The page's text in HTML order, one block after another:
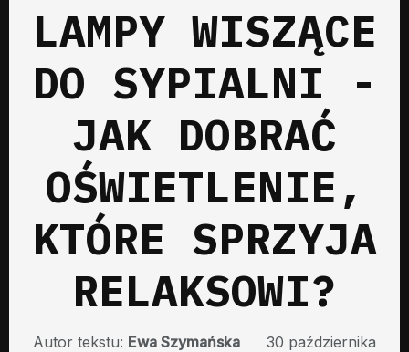
LAMPY WISZĄCE
DO SYPIALNI -
JAK DOBRAĆ
OŚWIETLENIE,
KTÓRE SPRZYJA
RELAKSOWI?
Autor tekstu: Ewa Szymańska
30 października